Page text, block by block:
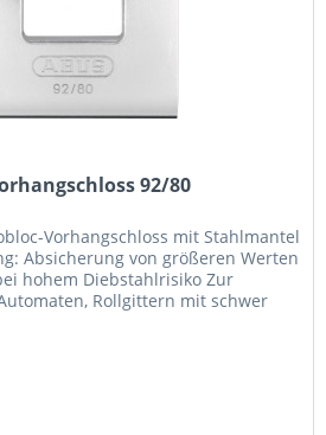
92/80
Vorhangschloss mit Stahlmantel
Absicherung von größeren Werten
hohem Diebstahlrisiko Zur
Rollgittern mit schwer